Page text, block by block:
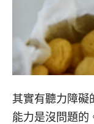
其實有聽力障礙
能力是沒問題的